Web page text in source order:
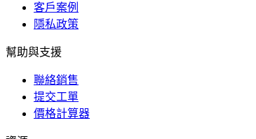
客戶案例
隱私政策
幫助與支援
聯絡銷售
提交工單
價格計算器